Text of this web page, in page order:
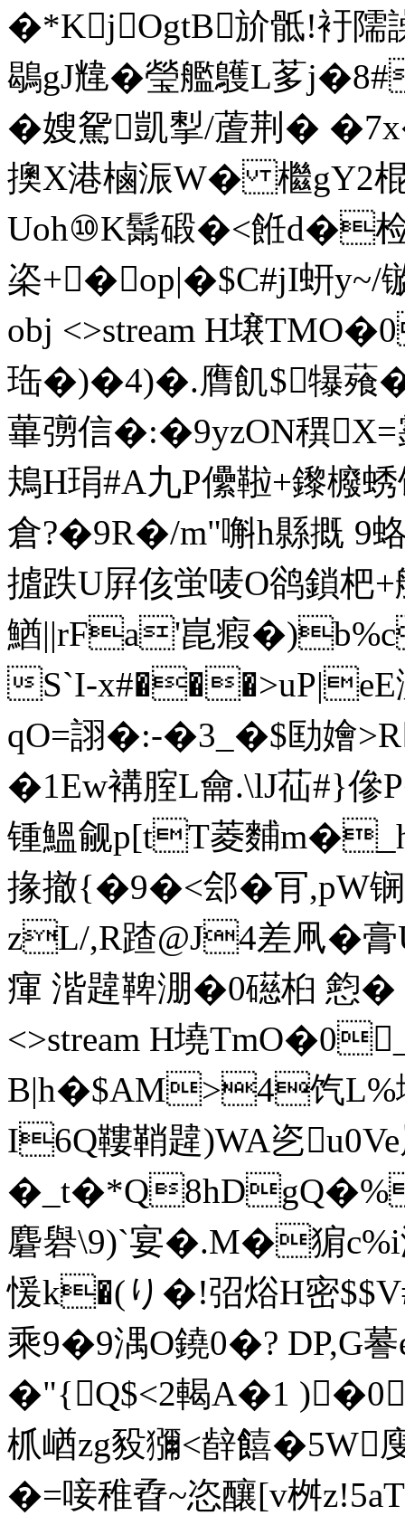
�*KjOgtB斺骶!衧隭
鶡gJ韑�瑩艦鸌L茤
�嫂駌凱揧/蔖荆�
擙X港樐浱W� 檵gY2
Uoh⑩K鬗碫�<餁d�
栥+�op|�$C#jI蚈y~/
obj <>stream H壌
珤�)�4)�.膺飢$犦薞�=秅
蓽彅信�:�9yzON穓
鳺H琄#A九P儽鞡+鑗
倉?�9R�/m"嘝h縣摡 9
摣跌U屛侅蛍唛O鹆鎖
鰌||rFа'崑瘕
S`I-x#���>uP|eE洬
qO=詡�:-�3_�$劻嬒
�1Ew褠腟L龠.\lJ苮#}傪
锺鰮觎p[tT菱麱
掾撤{�9�<郐�肎,pW
zL/,R蹅@J4差凧
瘒 湝韙鞞淜�0礠桕 
<>stream H墝
B|h�$ΑM>4饩L%
I6Q鞻鞘韙)WA乲
麏礜\9)`宴�.M�猏c%i
愋k�(り�! 弨焀H密
乘9�9湡O鐃0�? DP,G謩
�"{Q$<2輵A�1
枛崷zg豛獼<辪饎�5W
�=唼稚孴~恣釀[v桝